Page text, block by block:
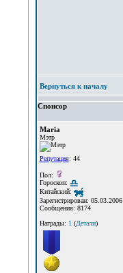
Вернуться к началу
Спонсор
Maria
Мэтр
Репутация: 44
Пол:
Гороскоп:
Китайский:
Зарегистрирован: 05.03.2006
Сообщения: 8174
Награды: 1(Детали)